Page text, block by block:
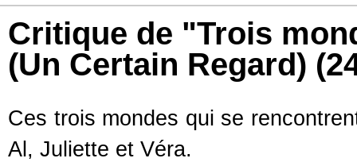
Critique de "Trois
(Un Certain Regard)
Ces trois mondes qui se
Al, Juliette et Véra.